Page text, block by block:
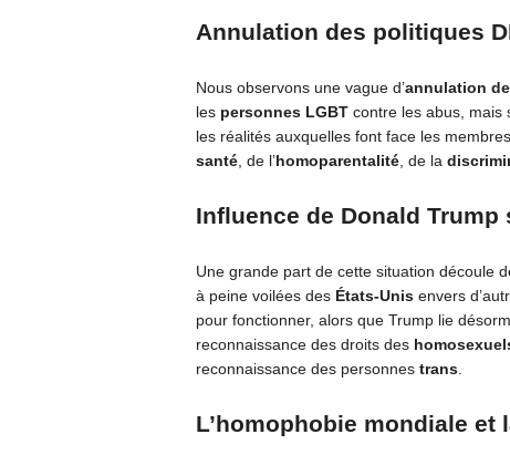
Annulation des politiques
Nous observons une vague d’annulation
les personnes LGBTcontre les abus, mais
les réalités auxquelles font face les
santé, de l’homoparentalité, de la
Influence de Donald
Une grande part de cette situation découle
à peine voilées des États-Unisenvers
pour fonctionner, alors que Trump lie
reconnaissance des droits des
reconnaissance des personnes trans.
L’homophobie mondiale et